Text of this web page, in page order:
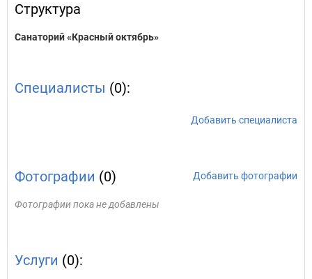
Структура
Санаторий «Красный октябрь»
Специалисты (0):
Добавить специалиста
Фотографии (0) Добавить фотографии
Фотографии пока не добавлены
Услуги (0):